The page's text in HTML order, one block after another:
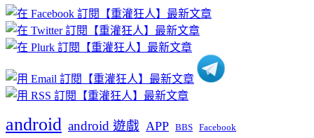
章
分
類
android android 遊戲 APP BBS Facebook